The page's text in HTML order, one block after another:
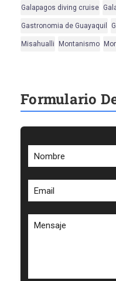
Galapagos diving cruise
Gastronomia de Guayaquil
Misahualli Montanismo
Formulario
Nombre
Email
Mensaje